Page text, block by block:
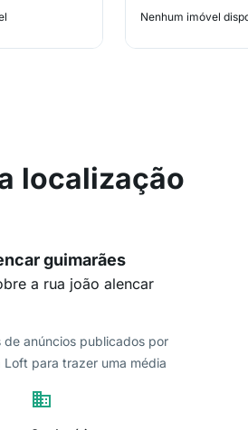
Nenhum imóvel
localização
guimarães
a rua joão alencar
de anúncios publicados por
para trazer uma média